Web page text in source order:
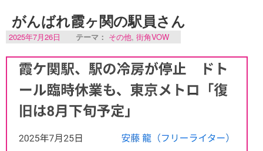
がんばれ霞ヶ関の駅員さん
2025年7月26日 テーマ： その他, 街角VOW